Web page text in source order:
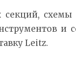
секций,
и
Leitz.